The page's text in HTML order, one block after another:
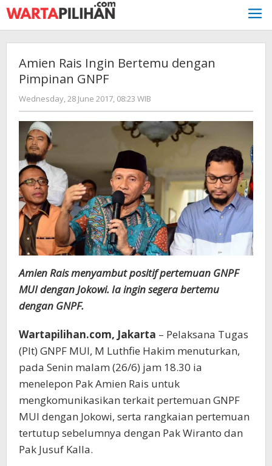
Skip
to
content
Amien Rais Ingin Bertemu dengan
Pimpinan GNPF
Wednesday, 28 June 2017, 08:23 WIB
redaksi
Amien Rais menyambut positif pertemuan GNPF
MUI dengan Jokowi. Ia ingin segera bertemu
dengan GNPF.
Wartapilihan.com, Jakarta – Pelaksana Tugas
(Plt) GNPF MUI, M Luthfie Hakim menuturkan,
pada Senin malam (26/6) jam 18.30 ia
menelepon Pak Amien Rais untuk
mengkomunikasikan terkait pertemuan GNPF
MUI dengan Jokowi, serta rangkaian pertemuan
tertutup sebelumnya dengan Pak Wiranto dan
Pak Jusuf Kalla.